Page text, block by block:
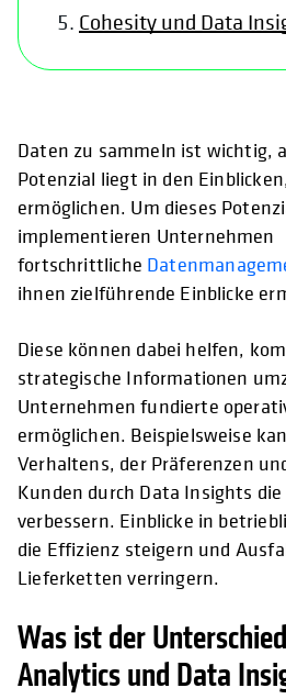
Cohesity und Data
Daten zu sammeln ist wichtig,
Potenzial liegt in den
ermöglichen. Um dieses
implementieren Unternehmen
fortschrittliche
ihnen zielführende Einblicke
Diese können dabei helfen,
strategische Informationen
Unternehmen fundierte
ermöglichen. Beispielsweise
Verhaltens, der Präferenzen
Kunden durch Data Insights
verbessern. Einblicke in
die Effizienz steigern und
Lieferketten verringern.
Was ist der
Analytics und Data